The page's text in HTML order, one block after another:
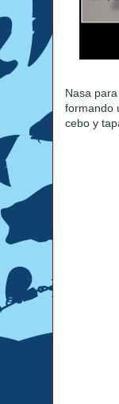
Nasa
formando
cebo y